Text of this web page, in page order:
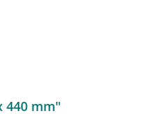
440 mm"